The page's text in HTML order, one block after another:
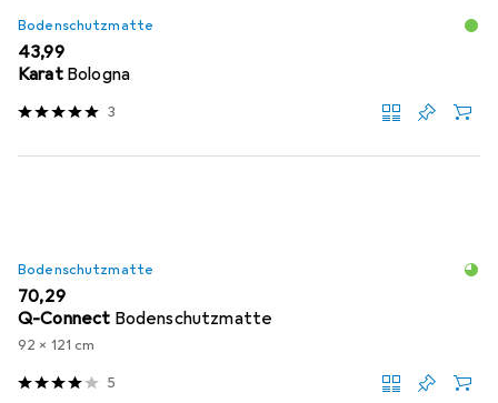
Bodenschutzmatte
EUR
43,99
Karat Bologna
3
Bodenschutzmatte
EUR
70,29
Q-Connect Bodenschutzmatte
92 x 121 cm
5